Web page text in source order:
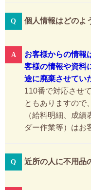
個人情報はどのよ
お客様からの情報
客様の情報や資料
途に廃棄させてい
110番で対応させ
ともありますので
（給料明細、成
ダー作業等）はお
近所の人に不用品